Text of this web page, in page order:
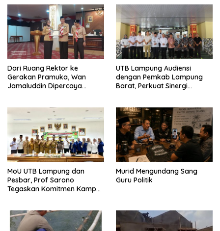
Dari Ruang Rektor ke
Gerakan Pramuka, Wan
Jamaluddin Dipercaya
UTB Lampung Audiensi
dengan Pemkab Lampung
Barat, Perkuat Sinergi
MoU UTB Lampung dan
Pesbar, Prof Sarono
Tegaskan Komitmen Kampus
Murid Mengundang Sang
Guru Politik